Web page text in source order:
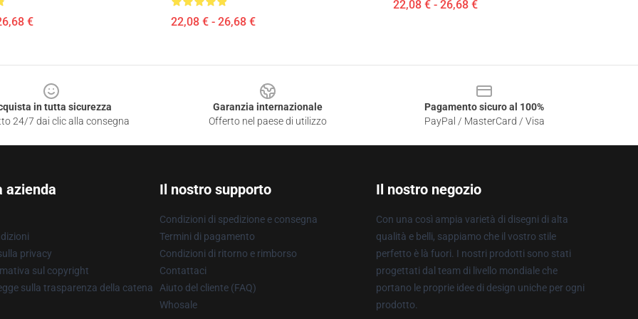
€ 22,08 € - 26,68 €
22,08 € - 26,68 €
in tutta sicurezza
24/7 dai clic alla consegna
Garanzia internazionale
Offerto nel paese di utilizzo
Pagamento sicuro al 100%
PayPal / MasterCard / Visa
azienda
privacy
sul copyright
sulla trasparenza della catena
Il nostro supporto
Condizioni di spedizione e consegna
Termini di pagamento
Condizioni di ritorno e rimborso
Contattaci
Aiuto del cliente (FAQ)
Whosale
Il nostro negozio
Con una così ampia varietà di disegni di alta
qualità e belli, sappiamo che il vostro stile
perfetto è là fuori. I nostri prodotti sono stati
progettati dal team di livello mondiale che
portano le proprie idee di design uniche per ogni
prodotto.